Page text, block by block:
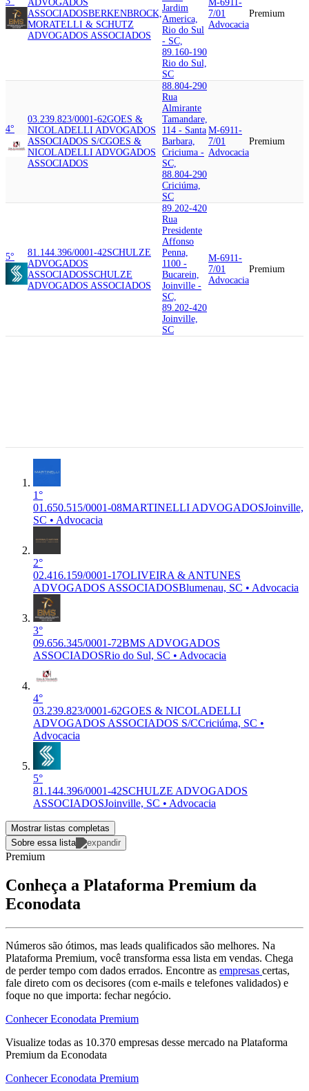
ADVOGADOS
ASSOCIADOSBERKENBROCK,
MORATELLI & SCHUTZ
ADVOGADOS ASSOCIADOS
Jardim
America,
Rio do Sul
- SC,
89.160-190
Rio do Sul,
SC
M-6911-
7/01
Advocacia
Premium
4°
03.239.823/0001-62GOES &
NICOLADELLI ADVOGADOS
ASSOCIADOS S/CGOES &
NICOLADELLI ADVOGADOS
ASSOCIADOS
88.804-290
Rua
Almirante
Tamandare,
114 - Santa
Barbara,
Criciuma -
SC,
88.804-290
Criciúma,
SC
M-6911-
7/01
Advocacia
Premium
5° 81.144.396/0001-42SCHULZE
ADVOGADOS
ASSOCIADOSSCHULZE
ADVOGADOS ASSOCIADOS
89.202-420
Rua
Presidente
Affonso
Penna,
1100 -
Bucarein,
Joinville -
SC,
89.202-420
Joinville,
SC
M-6911-
7/01
Advocacia
Premium
1°
01.650.515/0001-08MARTINELLI ADVOGADOSJoinville,
SC • Advocacia
2°
02.416.159/0001-17OLIVEIRA & ANTUNES
ADVOGADOS ASSOCIADOSBlumenau, SC • Advocacia
3°
09.656.345/0001-72BMS ADVOGADOS
ASSOCIADOSRio do Sul, SC • Advocacia
4°
03.239.823/0001-62GOES & NICOLADELLI
ADVOGADOS ASSOCIADOS S/CCriciúma, SC •
Advocacia
5°
81.144.396/0001-42SCHULZE ADVOGADOS
ASSOCIADOSJoinville, SC • Advocacia
Mostrar listas completas
Sobre essa lista
Premium
Conheça a Plataforma Premium da
Econodata
Números são ótimos, mas leads qualificados são melhores. Na
Plataforma Premium, você transforma essa lista em vendas. Chega
de perder tempo com dados errados. Encontre as empresas certas,
fale direto com os decisores (com e-mails e telefones validados) e
foque no que importa: fechar negócio.
Conhecer Econodata Premium
Visualize todas as 10.370 empresas desse mercado na Plataforma
Premium da Econodata
Conhecer Econodata Premium